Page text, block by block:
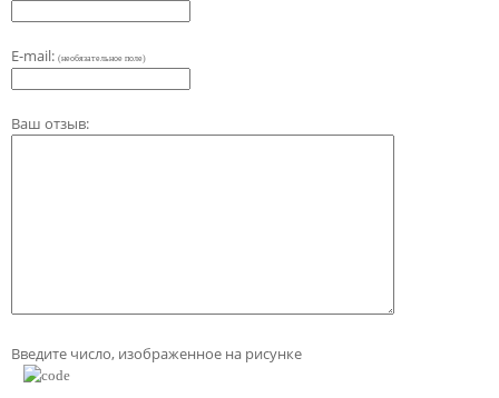
E-mail: (необязательное поле)
Ваш отзыв:
Введите число, изображенное на рисунке